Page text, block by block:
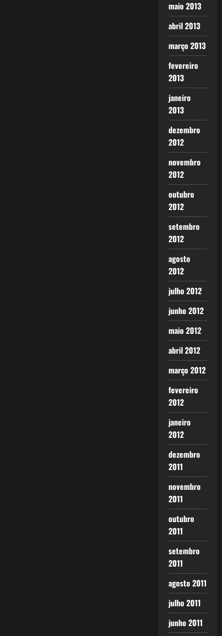
maio 2013
abril 2013
março 2013
fevereiro
2013
janeiro
2013
dezembro
2012
novembro
2012
outubro
2012
setembro
2012
agosto
2012
julho 2012
junho 2012
maio 2012
abril 2012
março 2012
fevereiro
2012
janeiro
2012
dezembro
2011
novembro
2011
outubro
2011
setembro
2011
agosto 2011
julho 2011
junho 2011